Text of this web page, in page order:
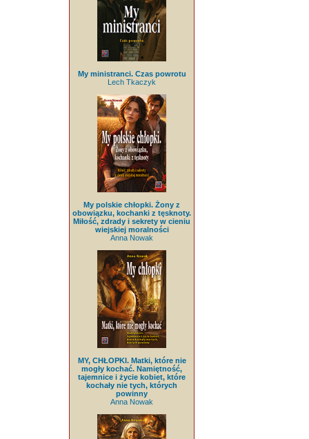
My ministranci. Czas powrotu
Lech Tkaczyk
My polskie chłopki. Żony z
obowiązku, kochanki z tęsknoty.
Miłość, zdrady i sekrety w cieniu
wiejskiej moralności
Anna Nowak
MY, CHŁOPKI. Matki, które nie
mogły kochać. Namiętność,
tajemnice i życie kobiet, które
kochały nie tych, których
powinny
Anna Nowak